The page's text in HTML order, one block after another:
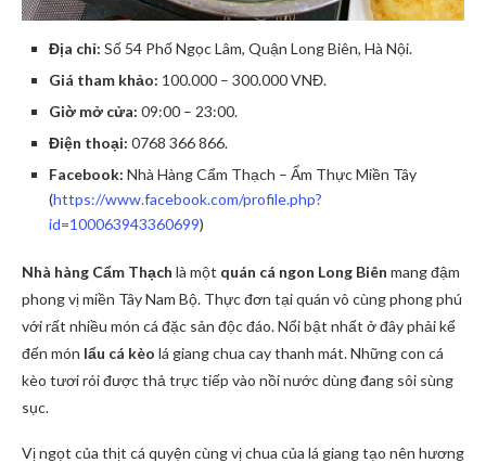
Địa chỉ: Số 54 Phố Ngọc Lâm, Quận Long Biên, Hà Nội.
Giá tham khảo: 100.000 – 300.000 VNĐ.
Giờ mở cửa: 09:00 – 23:00.
Điện thoại: 0768 366 866.
Facebook: Nhà Hàng Cẩm Thạch – Ẩm Thực Miền Tây
(https://www.facebook.com/profile.php?
id=100063943360699)
Nhà hàng Cẩm Thạch là một quán cá ngon Long Biên mang đậm
phong vị miền Tây Nam Bộ. Thực đơn tại quán vô cùng phong phú
với rất nhiều món cá đặc sản độc đáo. Nổi bật nhất ở đây phải kể
đến món lẩu cá kèo lá giang chua cay thanh mát. Những con cá
kèo tươi rói được thả trực tiếp vào nồi nước dùng đang sôi sùng
sục.
Vị ngọt của thịt cá quyện cùng vị chua của lá giang tạo nên hương